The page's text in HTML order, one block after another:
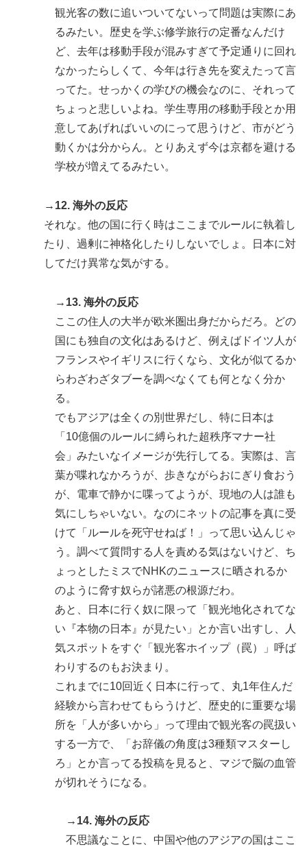
観光客の数に追いついてないって問題は実際にあ
るみたい。歴史を学ぶ修学旅行の定番なんだけ
ど、去年は移動手段が混みすぎて予定通りに回れ
なかったらしくて、今年は行き先を変えたって言
ってた。せっかくの学びの機会なのに、それって
ちょっと悲しいよね。学生専用の移動手段とか用
意してあげればいいのにって思うけど、市がどう
動くかは分からん。とりあえず今は京都を避ける
学校が増えてるみたい。
→12. 海外の反応
それな。他の国に行く時はここまでルールに執着し
たり、過剰に神格化したりしないでしょ。日本に対
してだけ異常な気がする。
→13. 海外の反応
ここの住人の大半が欧米圏出身だからだろ。どの
国にも独自の文化はあるけど、例えばドイツ人が
フランスやイギリスに行くなら、文化が似てるか
らわざわざタブーを調べなくても何となく分か
る。
でもアジアは全くの別世界だし、特に日本は
「10億個のルールに縛られた超秩序マナー社
会」みたいなイメージが先行してる。実際は、言
葉が喋れなかろうが、歩きながらおにぎり食おう
が、電車で静かに喋ってようが、現地の人は誰も
気にしちゃいない。なのにネットの記事を真に受
けて「ルールを死守せねば！」って思い込んじゃ
う。調べて質問する人を責める気はないけど、ち
ょっとしたミスでNHKのニュースに晒されるか
のように脅す奴らが諸悪の根源だわ。
あと、日本に行く奴に限って「観光地化されてな
い『本物の日本』が見たい」とか言い出すし、人
気スポットをすぐ「観光客ホイップ（罠）」呼ば
わりするのもお決まり。
これまでに10回近く日本に行って、丸1年住んだ
経験から言わせてもらうけど、歴史的に重要な場
所を「人が多いから」って理由で観光客の罠扱い
する一方で、「お辞儀の角度は3種類マスターし
ろ」とか言ってる投稿を見ると、マジで脳の血管
が切れそうになる。
→14. 海外の反応
不思議なことに、中国や他のアジアの国はここ